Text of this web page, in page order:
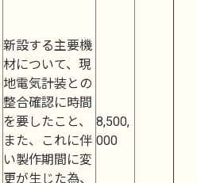
新設する主要機
材について、現
地電気計装との
整合確認に時間
を要したこと、
また、これに伴
い製作期間に変
更が生じた為、
8,500,
000